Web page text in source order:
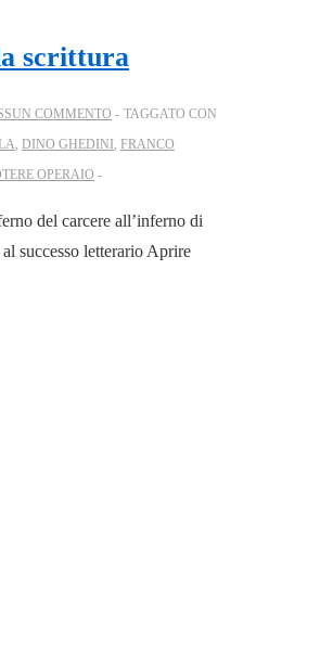
scrittura
COMMENTO
TAGGATO CON
, DINO GHEDINI , FRANCO
OPERAIO
del carcere all’inferno di
successo letterario Aprire